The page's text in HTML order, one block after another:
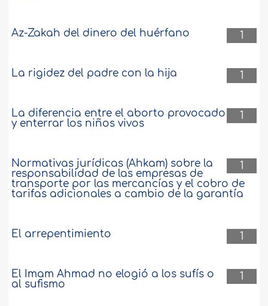
1
Az-Zakah del dinero del huérfano
1
La rigidez del padre con la hija
1
La diferencia entre el aborto provocado
y enterrar los niños vivos
1
Normativas jurídicas (Ahkam) sobre la
responsabilidad de las empresas de
transporte por las mercancías y el cobro de
tarifas adicionales a cambio de la garantía
1
El arrepentimiento
1
El Imam Ahmad no elogió a los sufís o
al sufismo